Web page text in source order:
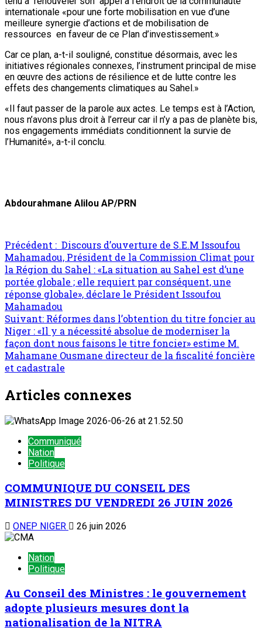
internationale «pour une forte mobilisation en vue d’une
meilleure synergie d’actions et de mobilisation de
ressources en faveur de ce Plan d’investissement.»
Car ce plan, a-t-il souligné, constitue désormais, avec les
initiatives régionales connexes, l’instrument principal de mise
en œuvre des actions de résilience et de lutte contre les
effets des changements climatiques au Sahel.»
«Il faut passer de la parole aux actes. Le temps est à l’Action,
nous n’avons plus droit à l’erreur car il n’y a pas de planète bis,
nos engagements immédiats conditionnent la survie de
l’Humanité», a-t-il conclu.
Abdourahmane Alilou AP/PRN
Précédent : Discours d’ouverture de S.E.M Issoufou
Mahamadou, Président de la Commission Climat pour
la Région du Sahel : «La situation au Sahel est d’une
portée globale ; elle requiert par conséquent, une
réponse globale», déclare le Président Issoufou
Mahamadou
Suivant: Réformes dans l’obtention du titre foncier au
Niger : «Il y a nécessité absolue de moderniser la
façon dont nous faisons le titre foncier» estime M.
Mahamane Ousmane directeur de la fiscalité foncière
et cadastrale
Articles connexes
Communiqué
Nation
Politique
COMMUNIQUE DU CONSEIL DES
MINISTRES DU VENDREDI 26 JUIN 2026
ONEP NIGER 26 juin 2026
Nation
Politique
Au Conseil des Ministres : le gouvernement
adopte plusieurs mesures dont la
nationalisation de la NITRA